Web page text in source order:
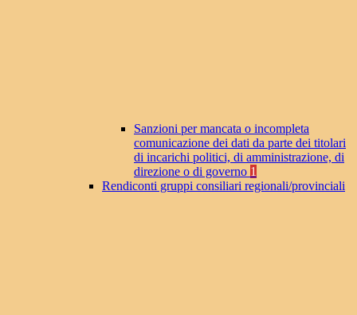
Sanzioni per mancata o incompleta
comunicazione dei dati da parte dei titolari
di incarichi politici, di amministrazione, di
direzione o di governo 1
Rendiconti gruppi consiliari regionali/provinciali